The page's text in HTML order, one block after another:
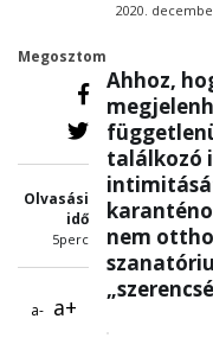
Megosztom
Olvasási
idő
5perc
a- a+
2020.
Ahhoz,
találkozó
nem